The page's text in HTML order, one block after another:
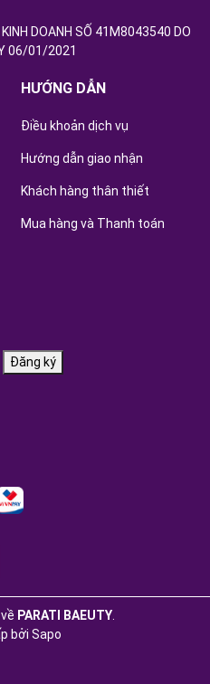
DOANH SỐ 41M8043540 DO
06/01/2021
HƯỚNG DẪN
Điều khoản dịch vụ
Hướng dẫn giao nhận
Khách hàng thân thiết
Mua hàng và Thanh toán
Đăng ký
PARATI BAEUTY.
bởi Sapo